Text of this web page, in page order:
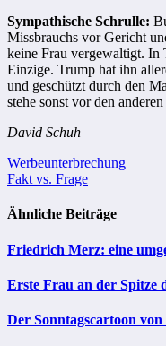
Sympathische Schrulle:
Missbrauchs vor Gericht
keine Frau vergewaltigt. In
Einzige. Trump hat ihn
und geschützt durch den
stehe sonst vor den
David Schuh
Werbeunterbrechung
Fakt vs. Frage
Ähnliche Beiträge
Friedrich Merz: eine
Erste Frau an der Spitze
Der Sonntagscartoon